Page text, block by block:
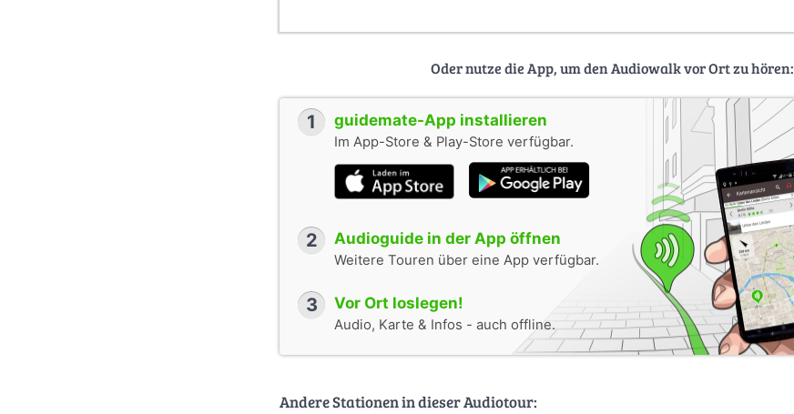
Oder nutze die App, um den Audiowalk vor Ort zu hören:
1 guidemate-App installieren
Im App-Store & Play-Store verfügbar.
2 Audioguide in der App öffnen
Weitere Touren über eine App verfügbar.
3 Vor Ort loslegen!
Audio, Karte & Infos - auch offline.
Andere Stationen in dieser Audiotour: